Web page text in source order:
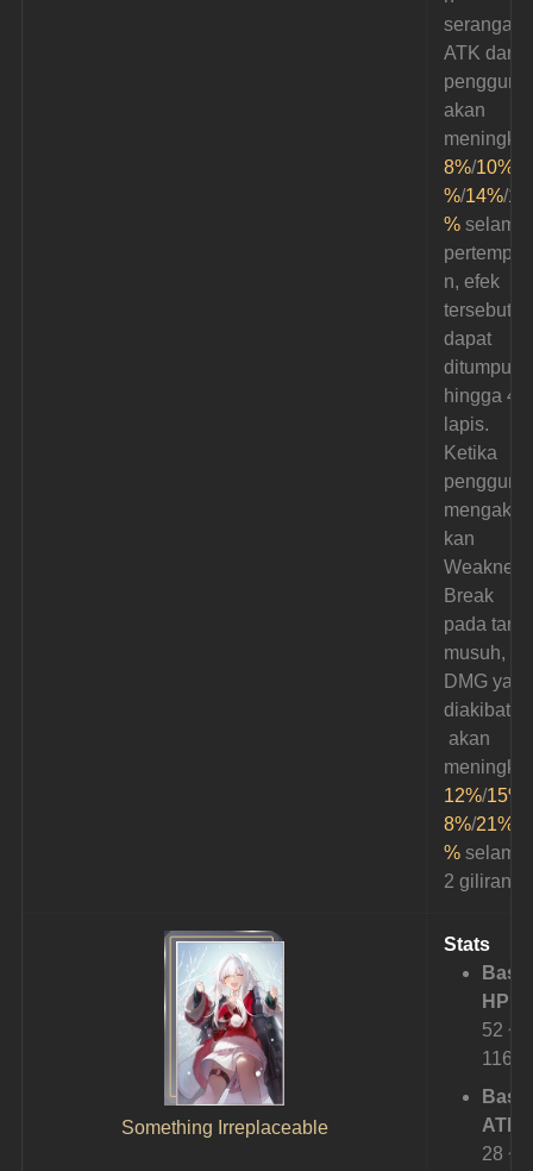
serangan,
ATK dari
akan
8%/10%
%/14%/16
% selama
n, efek
tersebut
dapat
ditumpuk
hingga 4
lapis.
Ketika
kan
Break
pada
musuh,
DMG
akan
12%/15%
8%/21%
% selama
2 giliran.
Something Irreplaceable
Stats
Base
HP:
52 ~
1164
Base
ATK:
28 ~